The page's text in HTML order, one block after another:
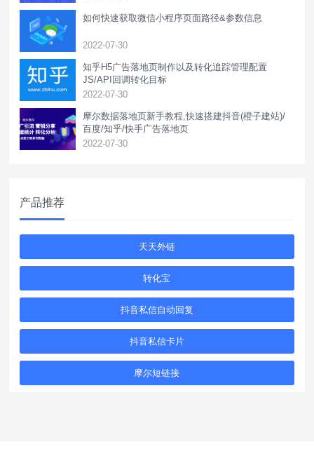
如何快速获取微信小程序页面路径&参数信息
2022-07-30
知乎H5广告落地页制作以及转化追踪管理配置
JS/API回调转化目标
2022-07-30
摩尔数据落地页新手教程,快速搭建抖音(橙子建站)/
百度/知乎/快手广告落地页
2022-07-30
产品推荐
天天外链
转化宝
抖音私信自动回复
抖音私信卡片
摩尔短链接